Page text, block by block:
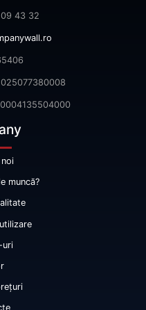
43 32
muncă?
uri